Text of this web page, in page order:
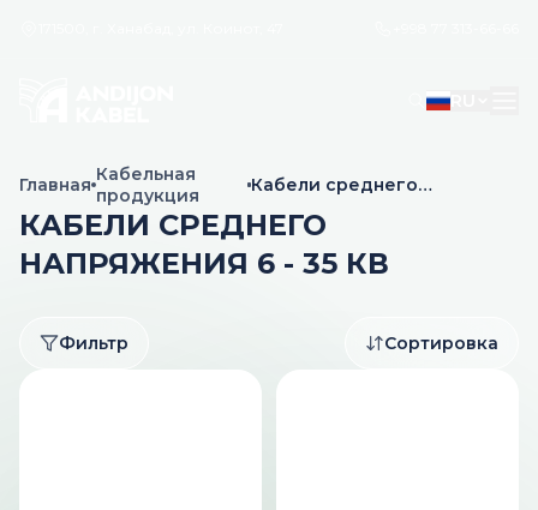
Главная Кабельная
продукция
Кабели среднего
КАБЕЛИ СРЕДНЕГО
НАПРЯЖЕНИЯ 6 - 35 КВ
Фильтр Сортировка